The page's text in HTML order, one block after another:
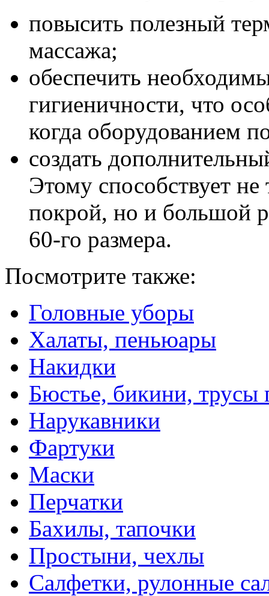
повысить полезный
массажа;
обеспечить
гигиеничности, что
когда оборудованием
создать
Этому способствует
покрой, но и большой
60-го размера.
Посмотрите также:
Головные уборы
Халаты, пеньюары
Накидки
Бюстье, бикини, трусы
Нарукавники
Фартуки
Маски
Перчатки
Бахилы, тапочки
Простыни, чехлы
Салфетки, рулонные